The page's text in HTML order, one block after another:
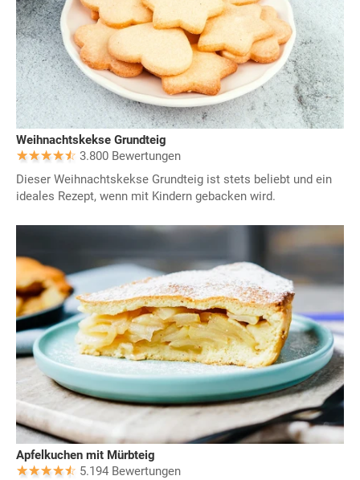
Weihnachtskekse Grundteig
3.800 Bewertungen
Dieser Weihnachtskekse Grundteig ist stets beliebt und ein
ideales Rezept, wenn mit Kindern gebacken wird.
Apfelkuchen mit Mürbteig
5.194 Bewertungen